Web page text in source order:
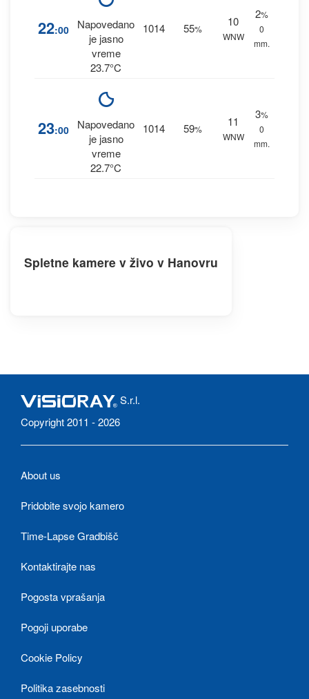
22:00
Napovedano
je jasno
vreme
23.7°C
1014 55%
10
WNW
2%
0
mm.
23:00
Napovedano
je jasno
vreme
22.7°C
1014 59%
11
WNW
3%
0
mm.
Spletne kamere v živo v Hanovru
S.r.l.
Copyright 2011 - 2026
About us
Pridobite svojo kamero
Time-Lapse Gradbišč
Kontaktirajte nas
Pogosta vprašanja
Pogoji uporabe
Cookie Policy
Politika zasebnosti